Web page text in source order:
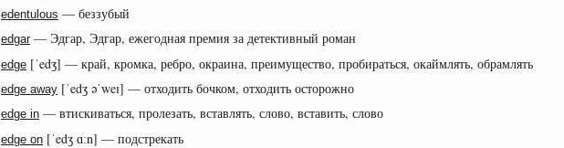
edentulous — беззубый
edgar— Эдгар, Эдгар, ежегодная премия за детективный роман
edge [ˈedʒ] — край, кромка, ребро, окраина, преимущество, пробираться, окаймлять, обрамлять
edge away [ˈedʒ əˈweɪ] — отходить бочком, отходить осторожно
edge in — втискиваться, пролезать, вставлять, слово, вставить, слово
edge on [ˈedʒ ɑːn] — подстрекать